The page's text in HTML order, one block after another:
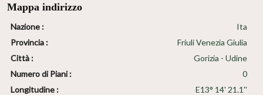
Mappa indirizzo
Nazione :
Ita
Provincia :
Friuli Venezia Giulia
Città :
Gorizia - Udine
Numero di Piani :
0
Longitudine :
E13° 14' 21.1''